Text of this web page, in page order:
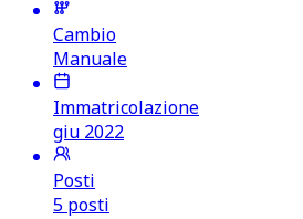
Cambio
Manuale
Immatricolazione
giu 2022
Posti
5 posti